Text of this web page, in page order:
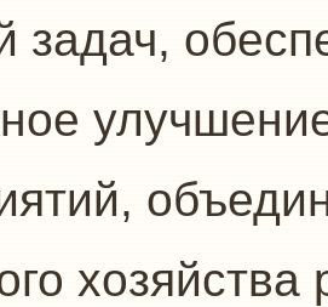
задач,